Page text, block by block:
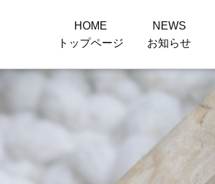
HOME
トップページ
NEWS
お知らせ